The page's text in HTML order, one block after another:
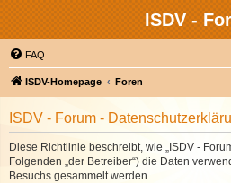
ISDV -
FAQ
ISDV-Homepage Foren
ISDV - Forum -
Diese Richtlinie beschreibt, wie „ISDV -
Folgenden „der Betreiber“) die Daten
Besuchs gesammelt werden.